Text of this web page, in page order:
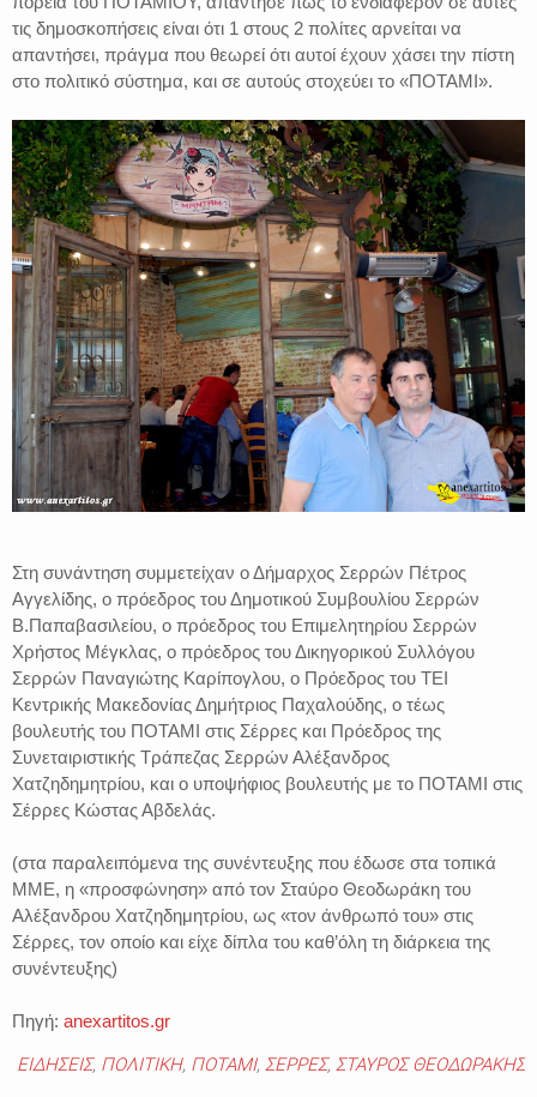
τις δημοσκοπήσεις είναι ότι 1 στους 2 πολίτες αρνείται να
απαντήσει, πράγμα που θεωρεί ότι αυτοί έχουν χάσει την πίστη
στο πολιτικό σύστημα, και σε αυτούς στοχεύει το «ΠΟΤΑΜΙ».
Στη συνάντηση συμμετείχαν ο Δήμαρχος Σερρών Πέτρος
Αγγελίδης, ο πρόεδρος του Δημοτικού Συμβουλίου Σερρών
Β.Παπαβασιλείου, ο πρόεδρος του Επιμελητηρίου Σερρών
Χρήστος Μέγκλας, ο πρόεδρος του Δικηγορικού Συλλόγου
Σερρών Παναγιώτης Καρίπογλου, ο Πρόεδρος του ΤΕΙ
Κεντρικής Μακεδονίας Δημήτριος Παχαλούδης, ο τέως
βουλευτής του ΠΟΤΑΜΙ στις Σέρρες και Πρόεδρος της
Συνεταιριστικής Τράπεζας Σερρών Αλέξανδρος
Χατζηδημητρίου, και ο υποψήφιος βουλευτής με το ΠΟΤΑΜΙ στις
Σέρρες Κώστας Αβδελάς.
(στα παραλειπόμενα της συνέντευξης που έδωσε στα τοπικά
ΜΜΕ, η «προσφώνηση» από τον Σταύρο Θεοδωράκη του
Αλέξανδρου Χατζηδημητρίου, ως «τον άνθρωπό του» στις
Σέρρες, τον οποίο και είχε δίπλα του καθ’όλη τη διάρκεια της
συνέντευξης)
Πηγή: anexartitos.gr
ΕΙΔΗΣΕΙΣ, ΠΟΛΙΤΙΚΗ, ΠΟΤΑΜΙ, ΣΕΡΡΕΣ, ΣΤΑΥΡΟΣ ΘΕΟΔΩΡΑΚΗΣ